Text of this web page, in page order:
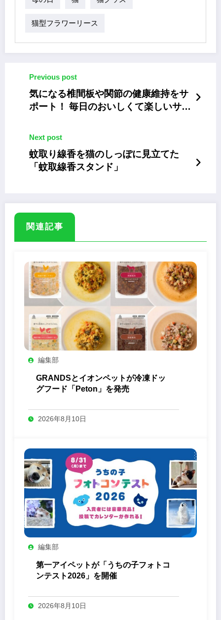
猫型フラワーリース
Previous post
気になる椎間板や関節の健康維持をサ
ポート！ 毎日のおいしくて楽しいサプ
Next post
蚊取り線香を猫のしっぽに見立てた
「蚊取線香スタンド」
関連記事
編集部
GRANDSとイオンペットが冷凍ドッ
グフード「Peton」を発売
2026年8月10日
編集部
第一アイペットが「うちの子フォトコ
ンテスト2026」を開催
2026年8月10日